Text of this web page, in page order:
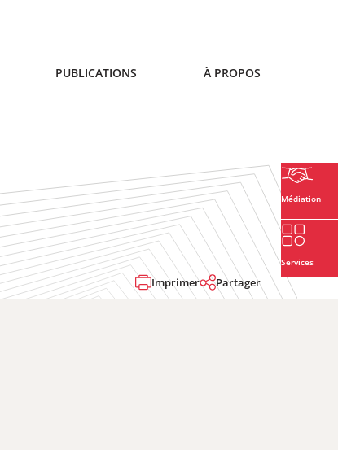
PUBLICATIONS À PROPOS
Médiation
Services
Imprimer Partager